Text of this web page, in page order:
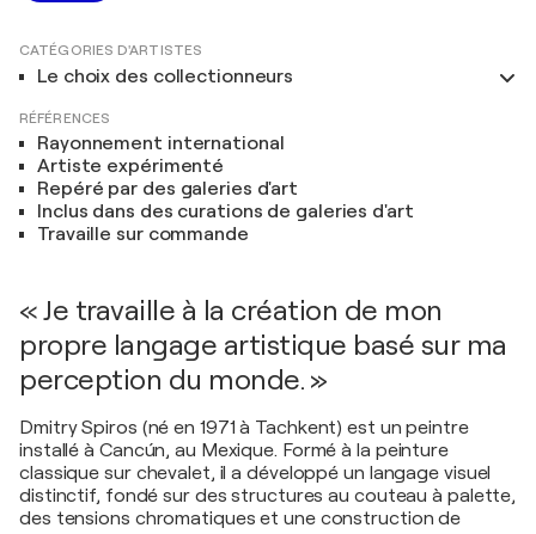
CATÉGORIES D'ARTISTES
Le choix des collectionneurs
RÉFÉRENCES
Rayonnement international
Artiste expérimenté
Repéré par des galeries d'art
Inclus dans des curations de galeries d'art
Travaille sur commande
« Je travaille à la création de mon
propre langage artistique basé sur ma
perception du monde. »
Dmitry Spiros (né en 1971 à Tachkent) est un peintre
installé à Cancún, au Mexique. Formé à la peinture
classique sur chevalet, il a développé un langage visuel
distinctif, fondé sur des structures au couteau à palette,
des tensions chromatiques et une construction de